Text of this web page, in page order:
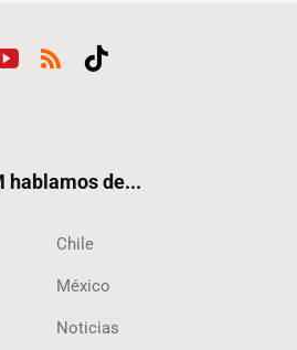
hablamos de...
Chile
México
Noticias